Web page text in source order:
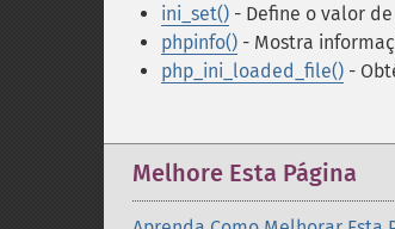
ini_set() - Define o valor
phpinfo() - Mostra
php_ini_loaded_file() -
Melhore Esta Página